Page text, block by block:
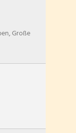
Große